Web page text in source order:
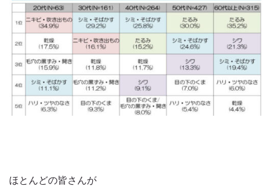
ほとんどの皆さんが